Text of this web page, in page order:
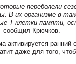
переболели
В их организме в
Т-клетки памяти,
сообщил Крючков.
активируется ранний
даже для того,